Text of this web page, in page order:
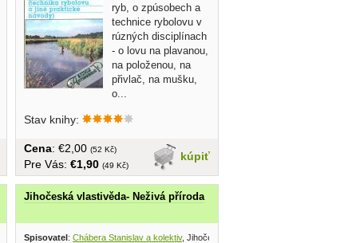
ryb, o zpúsobech a
technice rybolovu v
rúzných disciplínach
- o lovu na plavanou,
na položenou, na
přivlač, na mušku,
o...
Stav knihy:
kúpiť
Cena: €2,00 (52 Kč)
Pre Vás: €1,90 (49 Kč)
Jihočeská vlastivěda- Neživá příroda
Spisovatel: Chábera Stanislav a kolektiv, Jihočeské nakladatelství 1985